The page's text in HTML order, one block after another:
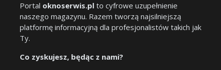
Portal oknoserwis.pl to cyfrowe uzupełnienie
naszego magazynu. Razem tworzą najsilniejszą
platformę informacyjną dla profesjonalistów takich jak
Ty.
Co zyskujesz, będąc z nami?